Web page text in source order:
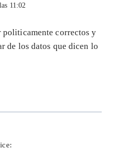
11:02
politicamente correctos y
de los datos que dicen lo